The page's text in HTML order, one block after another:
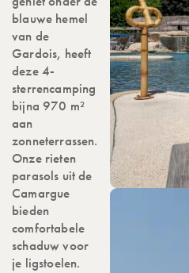
blauwe hemel
van de
Gardois, heeft
deze 4-
sterrencamping
bijna 970 m²
aan
zonneterrassen.
Onze rieten
parasols uit de
Camargue
bieden
comfortabele
schaduw voor
je ligstoelen.